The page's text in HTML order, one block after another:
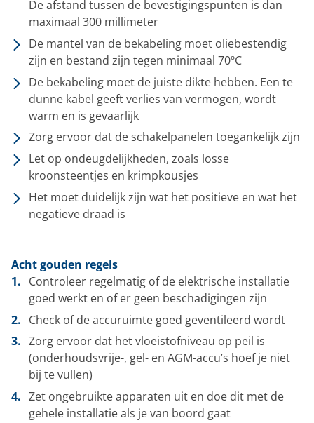
De afstand tussen de bevestigingspunten is dan
maximaal 300 millimeter
De mantel van de bekabeling moet oliebestendig
zijn en bestand zijn tegen minimaal 70ºC
De bekabeling moet de juiste dikte hebben. Een te
dunne kabel geeft verlies van vermogen, wordt
warm en is gevaarlijk
Zorg ervoor dat de schakelpanelen toegankelijk zijn
Let op ondeugdelijkheden, zoals losse
kroonsteentjes en krimpkousjes
Het moet duidelijk zijn wat het positieve en wat het
negatieve draad is
Acht gouden regels
Controleer regelmatig of de elektrische installatie
goed werkt en of er geen beschadigingen zijn
Check of de accuruimte goed geventileerd wordt
Zorg ervoor dat het vloeistofniveau op peil is
(onderhoudsvrije-, gel- en AGM-accu’s hoef je niet
bij te vullen)
Zet ongebruikte apparaten uit en doe dit met de
gehele installatie als je van boord gaat